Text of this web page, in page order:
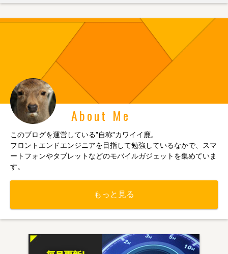
About Me
このブログを運営している”自称”カワイイ鹿。
フロントエンドエンジニアを目指して勉強しているなかで、スマ
ートフォンやタブレットなどのモバイルガジェットを集めていま
す。
もっと見る